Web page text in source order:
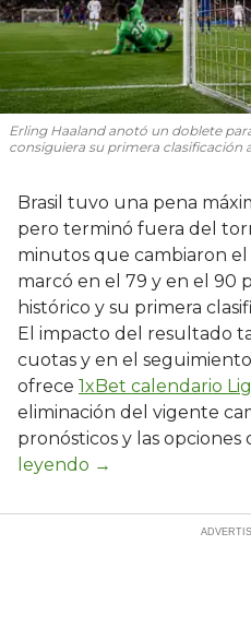
Erling Haaland anotó un doblete
consiguiera su primera clasificación
Brasil tuvo una pena
pero terminó fuera del
minutos que cambiaron
marcó en el 79 y en el 90
histórico y su primera
El impacto del resultado
cuotas y en el
ofrece 1xBet calendario
eliminación del vigente
pronósticos y las opciones